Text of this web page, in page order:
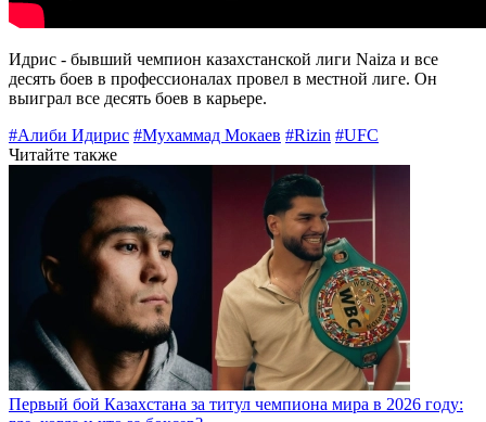
Идрис - бывший чемпион казахстанской лиги Naiza и все
десять боев в профессионалах провел в местной лиге. Он
выиграл все десять боев в карьере.
#Алиби Идирис #Мухаммад Мокаев #Rizin #UFC
Читайте также
Первый бой Казахстана за титул чемпиона мира в 2026 году: